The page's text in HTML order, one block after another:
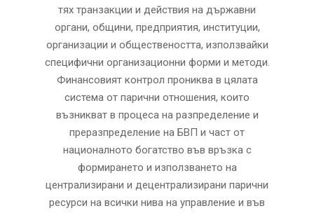
тях транзакции и действия на държавни
органи, общини, предприятия, институции,
организации и обществеността, използвайки
специфични организационни форми и методи.
Финансовият контрол прониква в цялата
система от парични отношения, които
възникват в процеса на разпределение и
преразпределение на БВП и част от
националното богатство във връзка с
формирането и използването на
централизирани и децентрализирани парични
ресурси на всички нива на управление и във